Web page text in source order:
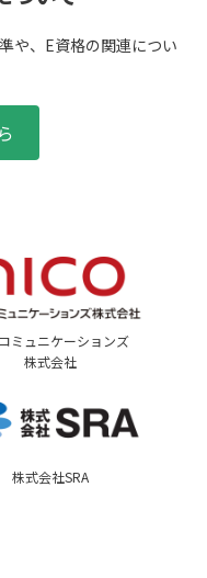
や、E資格の関連につい
ミュニケーションズ
株式会社
株式会社SRA